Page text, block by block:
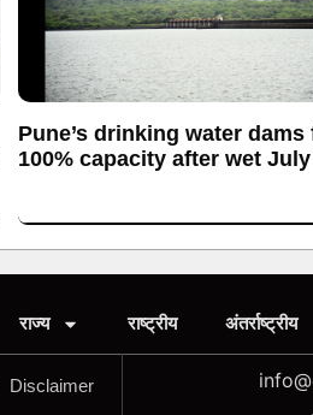
Pune’s drinking water
100% capacity after wet July
राज्य राष्ट्रीय अंतर्राष्ट्रीय
Disclaimer